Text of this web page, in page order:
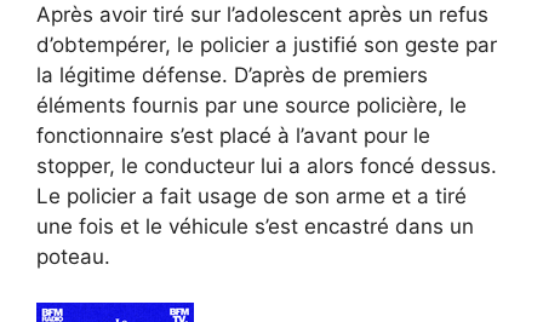
Après avoir tiré sur l’adolescent après un refus
d’obtempérer, le policier a justifié son geste par
la légitime défense. D’après de premiers
éléments fournis par une source policière, le
fonctionnaire s’est placé à l’avant pour le
stopper, le conducteur lui a alors foncé dessus.
Le policier a fait usage de son arme et a tiré
une fois et le véhicule s’est encastré dans un
poteau.